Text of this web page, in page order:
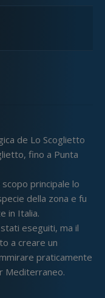
de Lo Scoglietto
fino a Punta
principale lo
della zona e fu
in Italia.
eseguiti, ma il
a creare un
praticamente
Mediterraneo.